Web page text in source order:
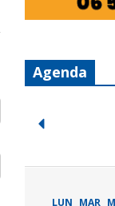
Agenda
LUN MAR